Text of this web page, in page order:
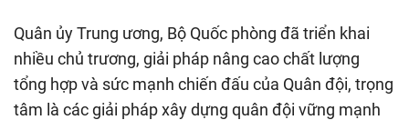
Quân ủy Trung ương, Bộ Quốc phòng đã triển khai
nhiều chủ trương, giải pháp nâng cao chất lượng
tổng hợp và sức mạnh chiến đấu của Quân đội, trọng
tâm là các giải pháp xây dựng quân đội vững mạnh